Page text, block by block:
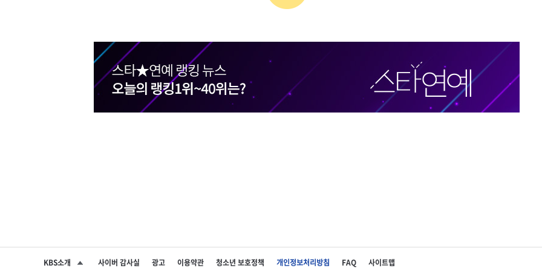
KBS소개 사이버 감사실 광고 이용약관 청소년 보호정책 개인정보처리방침 FAQ 사이트맵